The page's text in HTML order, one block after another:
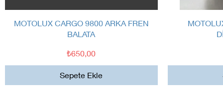
Hızlı Bakış
MOTOLUX CARGO 9800 ARKA FREN
BALATA
Fiyat
₺650,00
Sepete Ekle